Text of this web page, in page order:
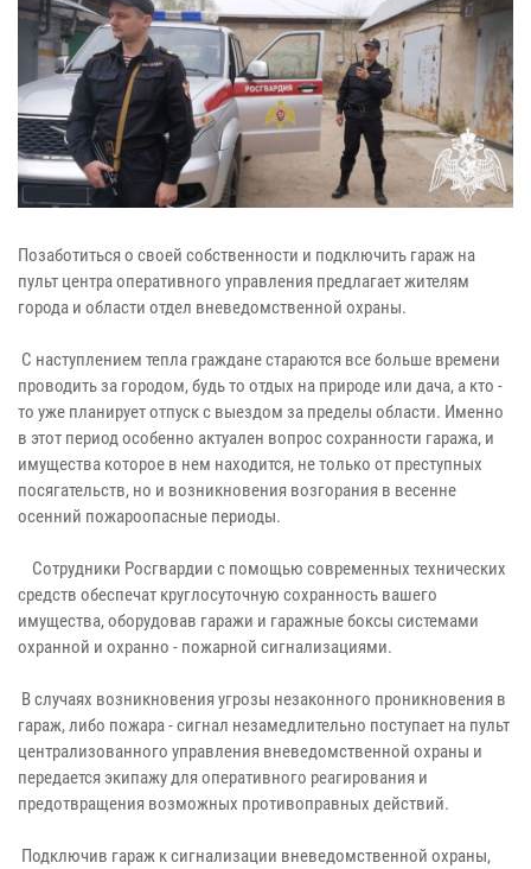
Позаботиться о своей собственности и подключить гараж на
пульт центра оперативного управления предлагает жителям
города и области отдел вневедомственной охраны.
С наступлением тепла граждане стараются все больше времени
проводить за городом, будь то отдых на природе или дача, а кто -
то уже планирует отпуск с выездом за пределы области. Именно
в этот период особенно актуален вопрос сохранности гаража, и
имущества которое в нем находится, не только от преступных
посягательств, но и возникновения возгорания в весенне
осенний пожароопасные периоды.
Сотрудники Росгвардии с помощью современных технических
средств обеспечат круглосуточную сохранность вашего
имущества, оборудовав гаражи и гаражные боксы системами
охранной и охранно - пожарной сигнализациями.
В случаях возникновения угрозы незаконного проникновения в
гараж, либо пожара - сигнал незамедлительно поступает на пульт
централизованного управления вневедомственной охраны и
передается экипажу для оперативного реагирования и
предотвращения возможных противоправных действий.
Подключив гараж к сигнализации вневедомственной охраны,